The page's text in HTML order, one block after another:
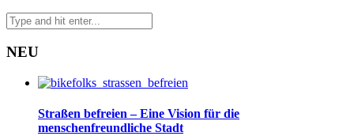
NEU
Straßen befreien – Eine Vision für die
menschenfreundliche Stadt